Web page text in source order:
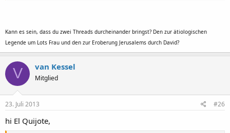
Kann es sein, dass du zwei Threads durcheinander bringst? Den zur ätiologischen
Legende um Lots Frau und den zur Eroberung Jerusalems durch David?
V van Kessel
Mitglied
23. Juli 2013 #26
hi El Quijote,